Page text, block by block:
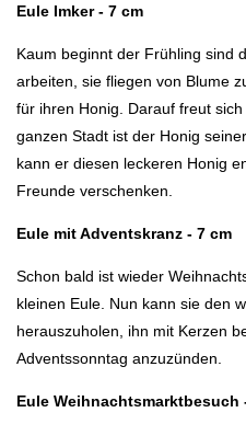
Eule Imker - 7 cm
Kaum beginnt der Frühling sind
arbeiten, sie fliegen von Blume
für ihren Honig. Darauf freut
ganzen Stadt ist der Honig
kann er diesen leckeren Honig
Freunde verschenken.
Eule mit Adventskranz - 7 cm
Schon bald ist wieder
kleinen Eule. Nun kann sie den
herauszuholen, ihn mit Kerzen
Adventssonntag anzuzünden.
Eule Weihnachtsmarktbesuch